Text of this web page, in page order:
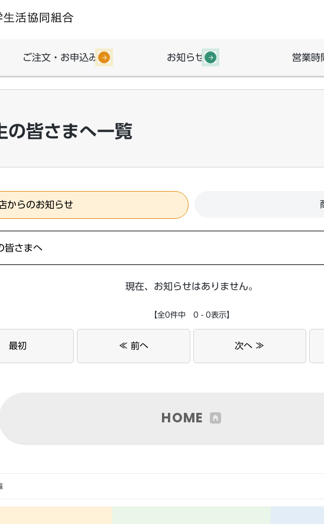
ご注文・お申込み お知らせ 営業時
の皆さまへ一覧
からのお知らせ
現在、お知らせはありません。
【全0件中 0 - 0表示】
最初 ≪ 前へ 次へ ≫
HOME